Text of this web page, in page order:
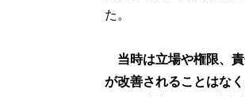
た。
当時は立場や権限、
が改善されることはな